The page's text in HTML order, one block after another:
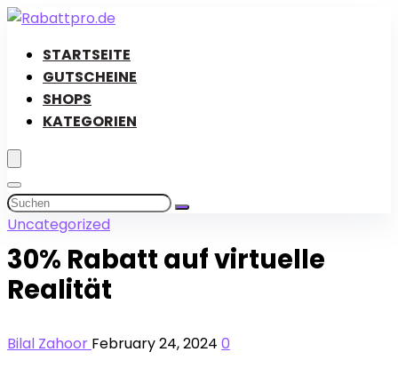
STARTSEITE
GUTSCHEINE
SHOPS
KATEGORIEN
Uncategorized
30% Rabatt auf virtuelle
Realität
Bilal Zahoor February 24, 2024 0